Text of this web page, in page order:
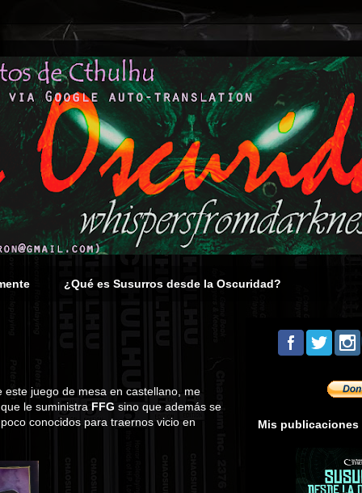
¿Qué es Susurros desde la Oscuridad?
este juego de mesa en castellano, me
le suministra FFG sino que además se
conocidos para traernos vicio en
Mis publicaciones